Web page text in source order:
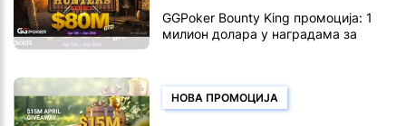
GGPoker Bounty King промоција: 1
милион долара у наградама за
НОВА ПРОМОЦИЈА